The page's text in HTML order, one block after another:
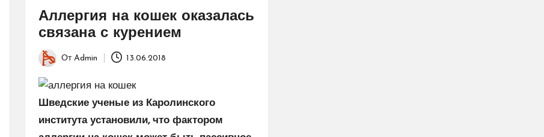
Аллергия на кошек оказалась
связана с курением
Запись
от
От Admin 13.06.2018
Шведские ученые из Каролинского
института установили, что фактором